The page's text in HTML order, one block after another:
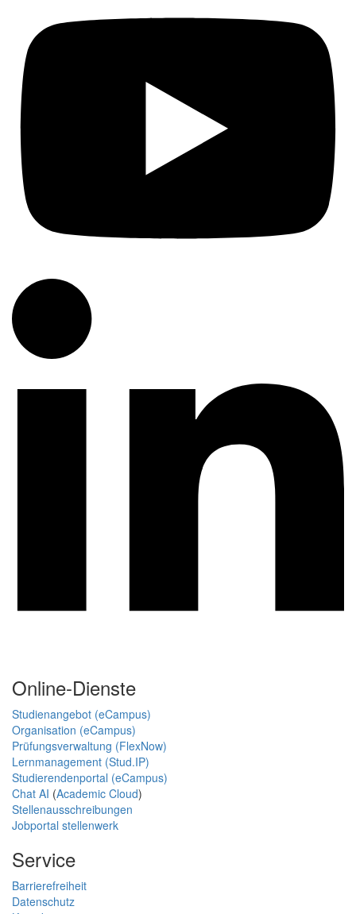
Online-Dienste
Studienangebot (eCampus)
Organisation (eCampus)
Prüfungsverwaltung (FlexNow)
Lernmanagement (Stud.IP)
Studierendenportal (eCampus)
Chat AI (Academic Cloud)
Stellenausschreibungen
Jobportal stellenwerk
Service
Barrierefreiheit
Datenschutz